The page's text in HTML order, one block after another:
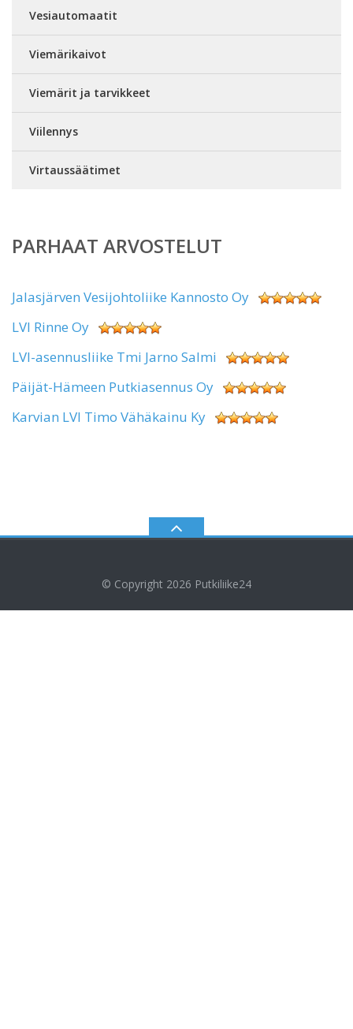
Vesiautomaatit
Viemärikaivot
Viemärit ja tarvikkeet
Viilennys
Virtaussäätimet
PARHAAT ARVOSTELUT
Jalasjärven Vesijohtoliike Kannosto Oy
LVI Rinne Oy
LVI-asennusliike Tmi Jarno Salmi
Päijät-Hämeen Putkiasennus Oy
Karvian LVI Timo Vähäkainu Ky
© Copyright 2026 Putkiliike24